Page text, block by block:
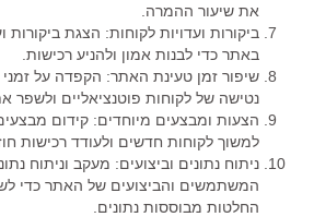
את שיעור ההמרה.
ביקורות ועדויות לקוחות: הצגת ביקורות
באתר כדי לבנות אמון ולהניע רכישות.
שיפור זמן טעינת האתר: הקפדה על זמני
נטישה של לקוחות פוטנציאליים ולשפר
הצעות ומבצעים מיוחדים: קידום
למשוך לקוחות חדשים ולעודד רכישות
ניתוח נתונים וביצועים: מעקב וניתוח
המשתמשים והביצועים של האתר כדי
החלטות מבוססות נתונים.